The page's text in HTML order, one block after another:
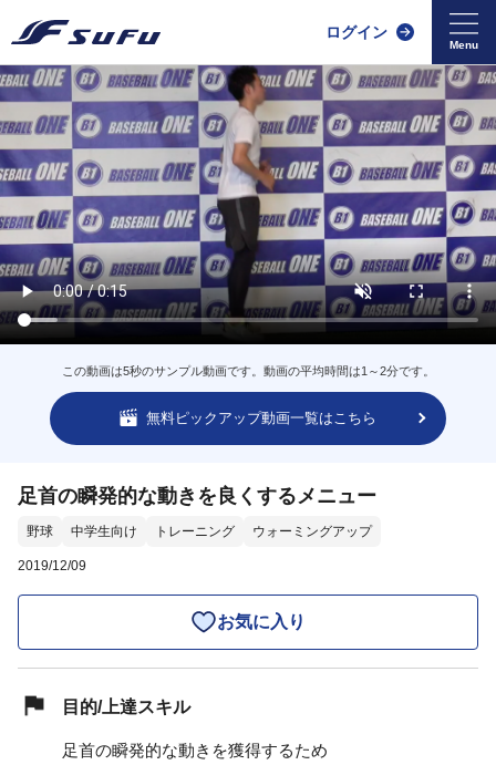
ログイン
この動画は5秒のサンプル動画です。動画の平均時間は1～2分です。
無料ピックアップ動画一覧はこちら
足首の瞬発的な動きを良くするメニュー
野球 中学生向け トレーニング ウォーミングアップ
2019/12/09
お気に入り
目的/上達スキル
足首の瞬発的な動きを獲得するため